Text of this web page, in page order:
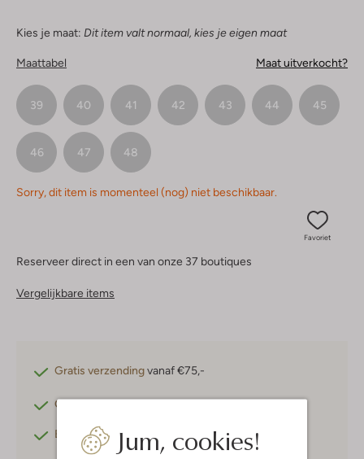
Jum, cookies!
Kies je maat: Dit item valt normaal, kies je eigen maat
Maattabel Maat uitverkocht?
39 40 41 42 43 44 45
46 47 48
Sorry, dit item is momenteel (nog) niet beschikbaar.
Favoriet
Reserveer direct in een van onze 37 boutiques
Vergelijkbare items
Gratis verzendingvanaf €75,-
Gratis retournerenbinnen 30 dagen*
Betaal achteraf